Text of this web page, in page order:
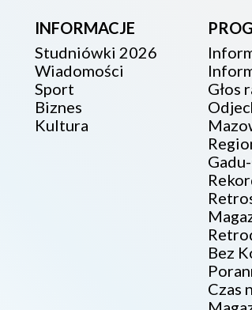
INFORMACJE
Studniówki 2026
Wiadomości
Sport
Biznes
Kultura
Głos
Bez
Czas